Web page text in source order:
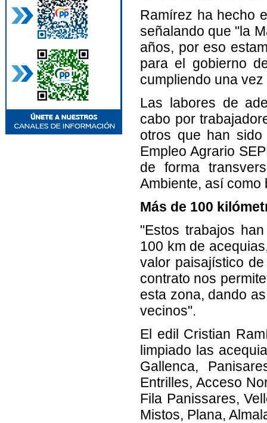
Ramírez ha hecho
señalando que "la
años, por eso
para el gobierno
cumpliendo una
Las labores de
cabo por
otros que han
Empleo Agrario
de forma
Ambiente, así como
Más de 100
"Estos trabajos
100 km de
valor paisajístico
contrato nos
esta zona, dando
vecinos".
El edil Cristian
limpiado las
Gallenca,
Entrilles, Acceso
Fila Panissares,
Mistos, Plana,